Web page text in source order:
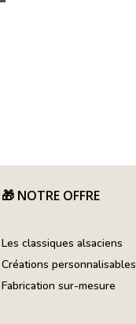
🎁 NOTRE OFFRE
Les classiques alsaciens
Créations personnalisables
Fabrication sur-mesure